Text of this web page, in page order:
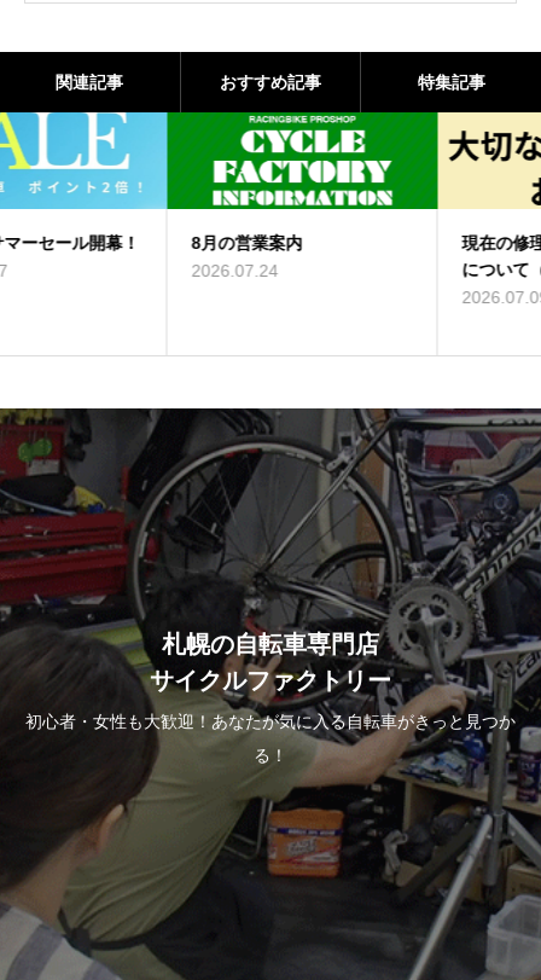
関連記事 おすすめ記事 特集記事
8月の営業案内
現在の修理・点検の受付状況
札幌の自転車専門店
サイクルファクトリー
初心者・女性も大歓迎！あなたが気に入る自転車がきっと見つか
る！